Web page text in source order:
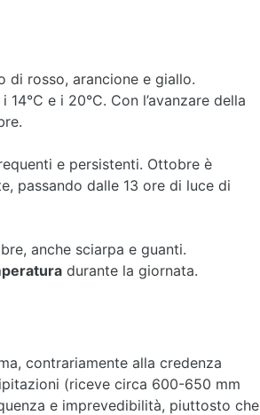
di rosso, arancione e giallo.
e i 20°C. Con l’avanzare della
e persistenti. Ottobre è
passando dalle 13 ore di luce di
anche sciarpa e guanti.
durante la giornata.
contrariamente alla credenza
(riceve circa 600-650 mm
e imprevedibilità, piuttosto che